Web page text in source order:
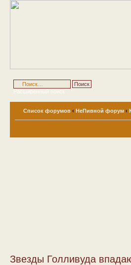
Расширенный поиск
Список форумов ‹ НеПивной форум ‹
Звезды Голливуда